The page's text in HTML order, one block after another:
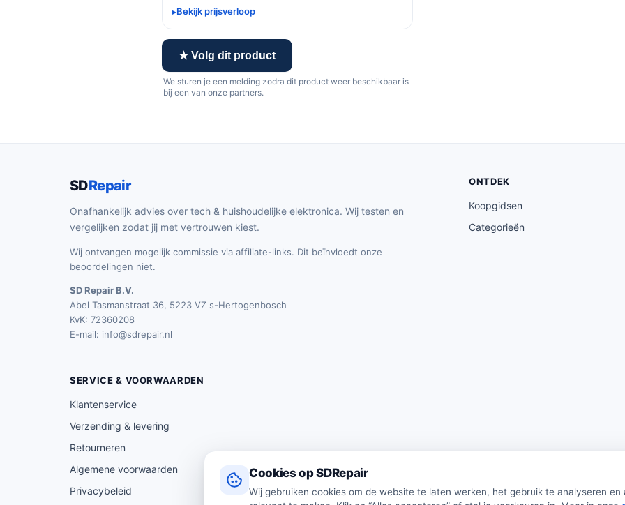
Cookies op SDRepair
Wij gebruiken cookies om de website te laten werken, het gebruik te analyseren en
Bekijk prijsverloop
★ Volg dit product
We sturen je een melding zodra dit product weer beschikbaar is
bij een van onze partners.
SDRepair
Onafhankelijk advies over tech & huishoudelijke elektronica. Wij testen en
vergelijken zodat jij met vertrouwen kiest.
Wij ontvangen mogelijk commissie via affiliate-links. Dit beïnvloedt onze
beoordelingen niet.
SD Repair B.V.
Abel Tasmanstraat 36, 5223 VZ s-Hertogenbosch
KvK: 72360208
E-mail: info@sdrepair.nl
ONTDEK
Koopgidsen
Categorieën
SERVICE & VOORWAARDEN
Klantenservice
Verzending & levering
Retourneren
Algemene voorwaarden
Privacybeleid